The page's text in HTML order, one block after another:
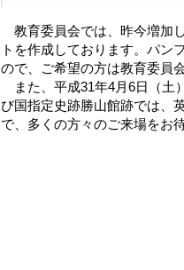
教育委員会では、昨今増加
トを作成しております。パン
ので、ご希望の方は教育委員
また、平成31年4月6日（土
び国指定史跡勝山館跡では、
で、多くの方々のご来場をお